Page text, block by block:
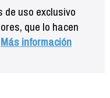
de uso exclusivo
que lo hacen
Más información